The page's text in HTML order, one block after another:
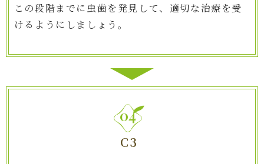
この段階までに虫歯を発見して、適切な治療を受
けるようにしましょう。
04
C3